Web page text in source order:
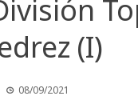
(I)
08/09/2021